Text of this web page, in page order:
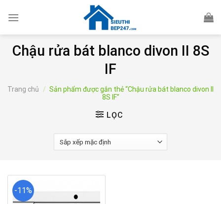
Chậu rửa bát blanco divon II 8S
IF
Trang chủ / Sản phẩm được gắn thẻ “Chậu rửa bát blanco divon II
8S IF”
LỌC
-11%